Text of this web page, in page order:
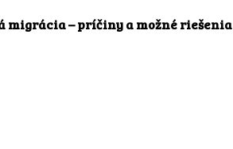
migrácia – príčiny a možné riešenia